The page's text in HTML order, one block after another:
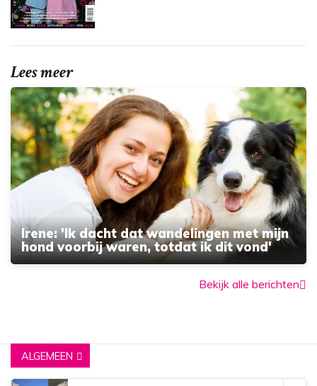
Lees meer
Irene: 'Ik dacht dat wandelingen met mijn
hond voorbij waren, totdat ik dit vond'
Bekijk alle berichten
ALGEMEEN